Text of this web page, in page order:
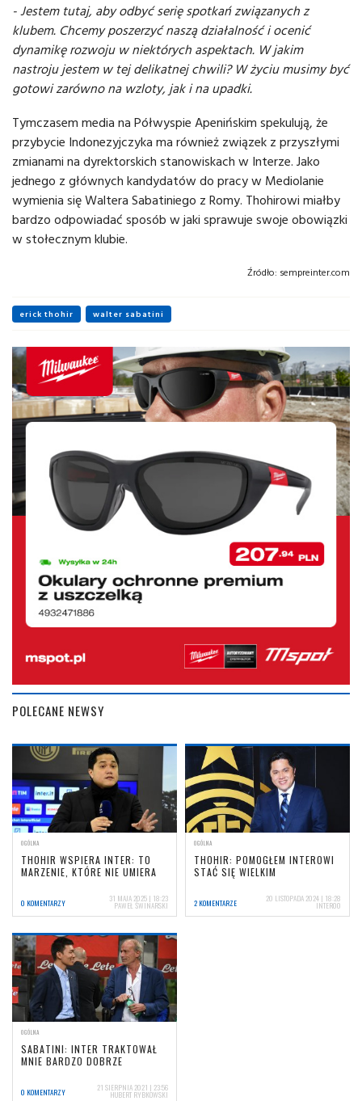
- Jestem tutaj, aby odbyć serię spotkań związanych z
klubem. Chcemy poszerzyć naszą działalność i ocenić
dynamikę rozwoju w niektórych aspektach. W jakim
nastroju jestem w tej delikatnej chwili? W życiu musimy być
gotowi zarówno na wzloty, jak i na upadki.
Tymczasem media na Półwyspie Apenińskim spekulują, że
przybycie Indonezyjczyka ma również związek z przyszłymi
zmianami na dyrektorskich stanowiskach w Interze. Jako
jednego z głównych kandydatów do pracy w Mediolanie
wymienia się Waltera Sabatiniego z Romy. Thohirowi miałby
bardzo odpowiadać sposób w jaki sprawuje swoje obowiązki
w stołecznym klubie.
Źródło: sempreinter.com
erick thohir walter sabatini
POLECANE NEWSY
OGÓLNA
THOHIR WSPIERA INTER: TO
MARZENIE, KTÓRE NIE UMIERA
0 KOMENTARZY 31 MAJA 2025 | 18:23
PAWEŁ ŚWINARSKI
OGÓLNA
THOHIR: POMOGŁEM INTEROWI
STAĆ SIĘ WIELKIM
2 KOMENTARZE 20 LISTOPADA 2024 | 18:28
INTER00
OGÓLNA
SABATINI: INTER TRAKTOWAŁ
MNIE BARDZO DOBRZE
0 KOMENTARZY 21 SIERPNIA 2021 | 23:56
HUBERT RYBKOWSKI